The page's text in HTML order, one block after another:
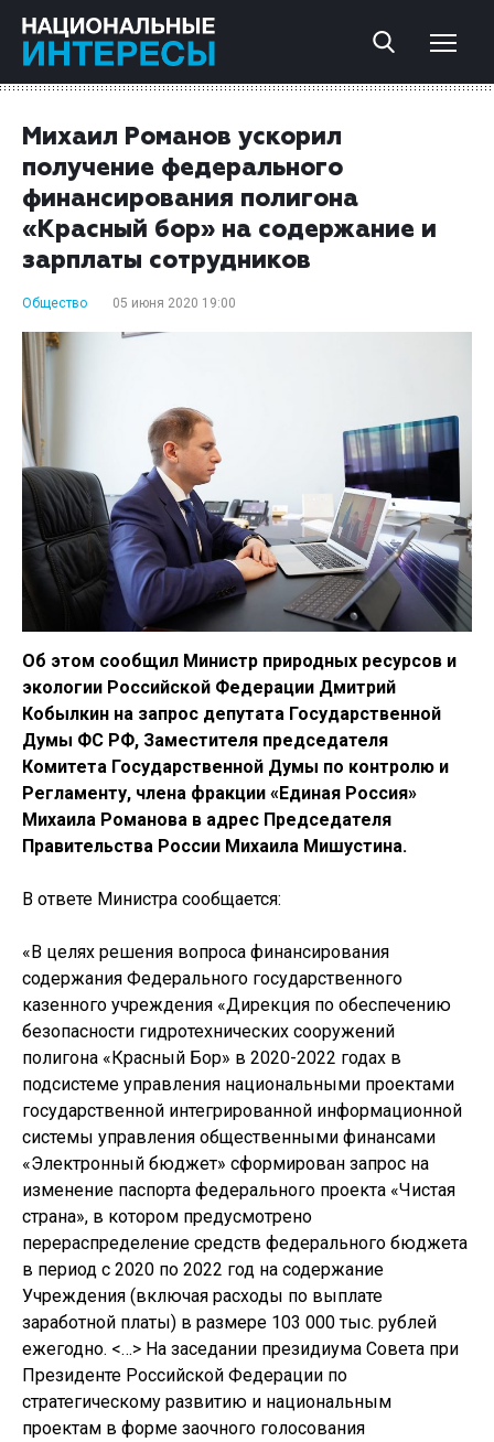
Михаил Романов ускорил
получение федерального
финансирования полигона
«Красный бор» на содержание и
зарплаты сотрудников
Общество 05 июня 2020 19:00
Об этом сообщил Министр природных ресурсов и
экологии Российской Федерации Дмитрий
Кобылкин на запрос депутата Государственной
Думы ФС РФ, Заместителя председателя
Комитета Государственной Думы по контролю и
Регламенту, члена фракции «Единая Россия»
Михаила Романова в адрес Председателя
Правительства России Михаила Мишустина.
В ответе Министра сообщается:
«В целях решения вопроса финансирования
содержания Федерального государственного
казенного учреждения «Дирекция по обеспечению
безопасности гидротехнических сооружений
полигона «Красный Бор» в 2020-2022 годах в
подсистеме управления национальными проектами
государственной интегрированной информационной
системы управления общественными финансами
«Электронный бюджет» сформирован запрос на
изменение паспорта федерального проекта «Чистая
страна», в котором предусмотрено
перераспределение средств федерального бюджета
в период с 2020 по 2022 год на содержание
Учреждения (включая расходы по выплате
заработной платы) в размере 103 000 тыс. рублей
ежегодно. <…> На заседании президиума Совета при
Президенте Российской Федерации по
стратегическому развитию и национальным
проектам в форме заочного голосования